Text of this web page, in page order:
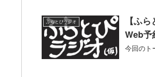
ふらとぴラジオ
【ふ
Web予
今回のト